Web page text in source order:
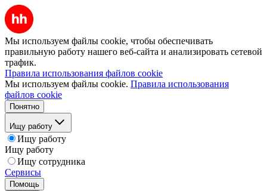
Мы используем файлы cookie, чтобы обеспечивать
правильную работу нашего веб-сайта и анализировать сетевой
трафик.
Правила использования файлов cookie
Мы используем файлы cookie. Правила использования
файлов cookie
Понятно
Ищу работу
Ищу работу
Ищу работу
Ищу сотрудника
Сервисы
Помощь